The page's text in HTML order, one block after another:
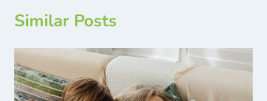
Similar Posts